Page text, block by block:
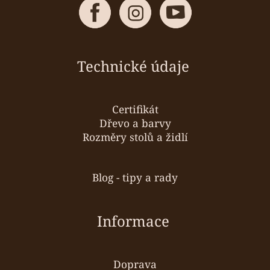
Technické údaje
Certifikát
Dřevo a barvy
Rozměry stolů a židlí
Blog - tipy a rady
Informace
Doprava